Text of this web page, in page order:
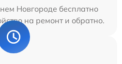
Новгороде бесплатно
на ремонт и обратно.